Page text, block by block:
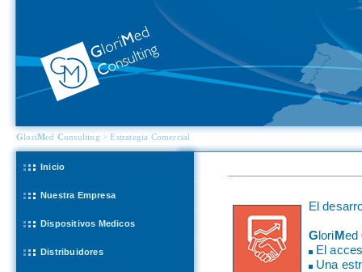
GloriMed Consulting > Estrategia Comercial
Inicio
Nuestra Empresa
Dispositivos Medicos
Distribuidores
El
GloriMed
El
Una